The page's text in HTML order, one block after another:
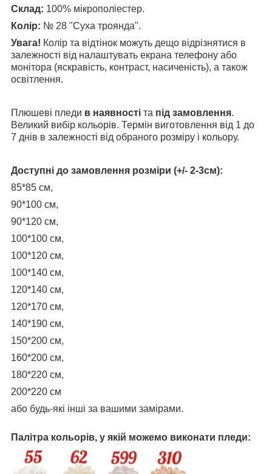
Склад: 100% мікрополіестер.
Колір: № 28 "Суха троянда".
Увага! Колір та відтінок можуть дещо відрізнятися в
залежності від налаштувать екрана телефону або
монітора (яскравість, контраст, насиченість), а також
освітлення.
Плюшеві пледи в наявності та під замовлення.
Великий вибір кольорів. Термін виготовлення від 1 до
7 днів в залежності від обраного розміру і кольору.
Доступні до замовлення розміри (+/- 2-3см):
85*85 см,
90*100 см,
90*120 см,
100*100 см,
100*120 см,
100*140 см,
120*140 см,
120*170 см,
140*190 см,
150*200 см,
160*200 см,
180*220 см,
200*220 см
або будь-які інші за вашими замірами.
Палітра кольорів, у якій можемо виконати пледи: